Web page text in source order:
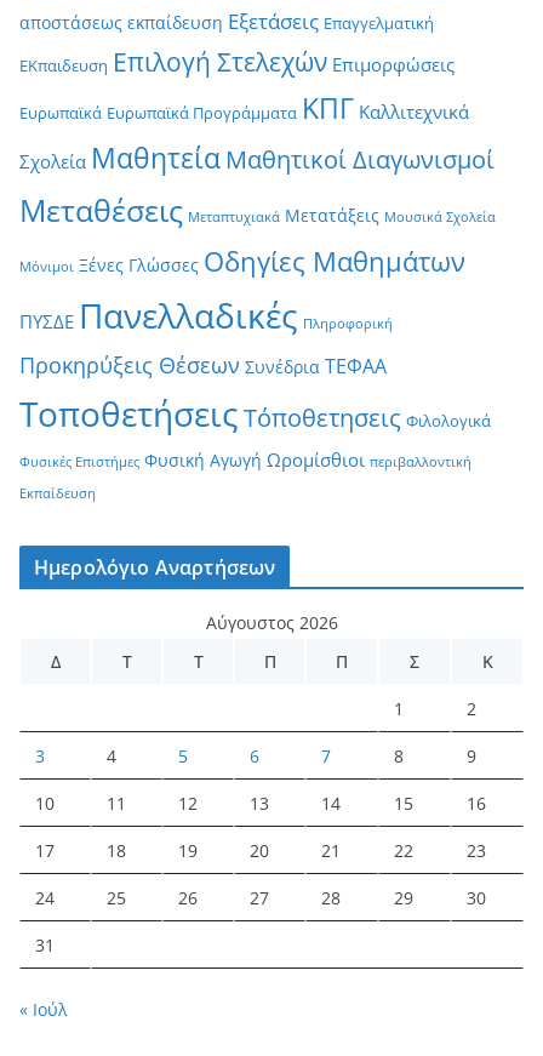
αποστάσεως εκπαίδευση Εξετάσεις Επαγγελματική
ΕΚπαιδευση Επιλογή Στελεχών Επιμορφώσεις
Ευρωπαϊκά Ευρωπαϊκά Προγράμματα ΚΠΓ Καλλιτεχνικά
Σχολεία Μαθητεία Μαθητικοί Διαγωνισμοί
Μεταθέσεις Μεταπτυχιακά Μετατάξεις Μουσικά Σχολεία
Μόνιμοι Ξένες Γλώσσες Οδηγίες Μαθημάτων
ΠΥΣΔΕ Πανελλαδικές Πληροφορική
Προκηρύξεις Θέσεων Συνέδρια ΤΕΦΑΑ
ΤοποθετήσειςΤόποθετησεις Φιλολογικά
Φυσικές Επιστήμες Φυσική Αγωγή Ωρομίσθιοι περιβαλλοντική
Εκπαίδευση
Ημερολόγιο Αναρτήσεων
Αύγουστος 2026
Δ
Τ Τ Π Π Σ Κ
1 2
3 4 5 6 7 8 9
10 11 12 13 14 15 16
17 18 19 20 21 22 23
24 25 26 27 28 29 30
31
« Ιούλ